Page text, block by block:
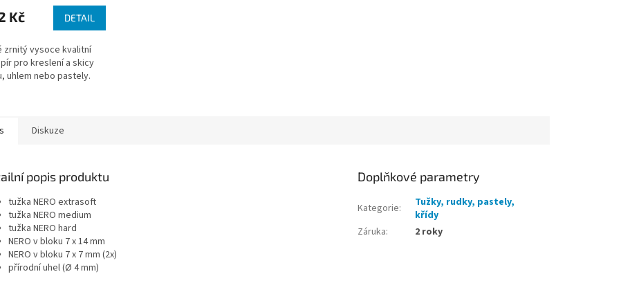
Kč DETAIL
zrnitý vysoce kvalitní
pro kreslení a skicy
uhlem nebo pastely.
Diskuze
popis produktu
tužka NERO extrasoft
tužka NERO medium
tužka NERO hard
NERO v bloku 7 x 14 mm
NERO v bloku 7 x 7 mm (2x)
přírodní uhel (Ø 4 mm)
Doplňkové parametry
Kategorie:
Tužky, rudky, pastely,
křídy
Záruka: 2 roky